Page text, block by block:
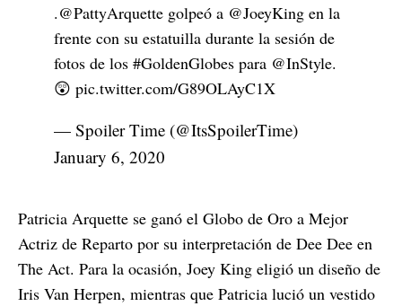
.@PattyArquette golpeó a @JoeyKing en la
frente con su estatuilla durante la sesión de
fotos de los #GoldenGlobes para @InStyle.
😲 pic.twitter.com/G89OLAyC1X
— Spoiler Time (@ItsSpoilerTime)
January 6, 2020
Patricia Arquette se ganó el Globo de Oro a Mejor
Actriz de Reparto por su interpretación de Dee Dee en
The Act. Para la ocasión, Joey King eligió un diseño de
Iris Van Herpen, mientras que Patricia lució un vestido